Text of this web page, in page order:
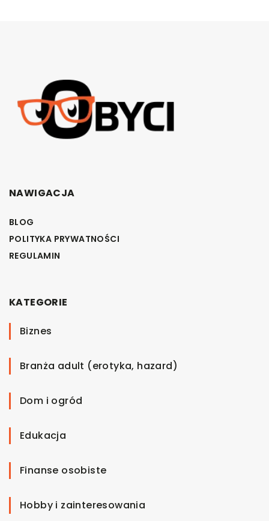
NAWIGACJA
BLOG
POLITYKA PRYWATNOŚCI
REGULAMIN
KATEGORIE
Biznes
Branża adult (erotyka, hazard)
Dom i ogród
Edukacja
Finanse osobiste
Hobby i zainteresowania